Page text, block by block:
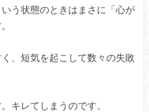
う状態のときはまさに 「心が
、 短気を起こして数々の失敗
キレてしまうのです。